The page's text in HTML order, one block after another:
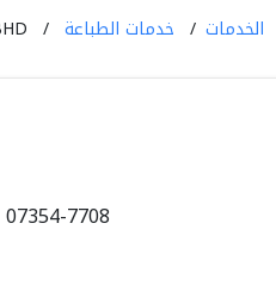
الخدمات خدمات الطباعة
07354-7708